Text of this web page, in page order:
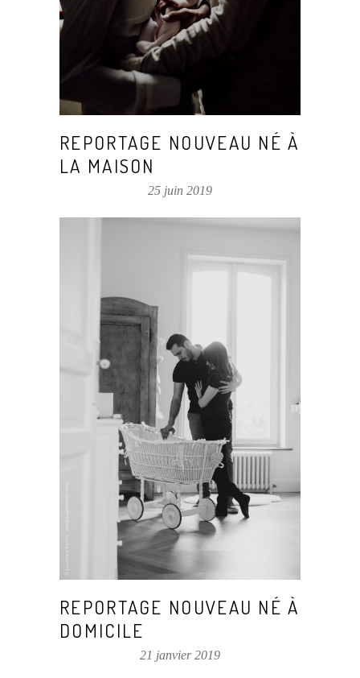
REPORTAGE NOUVEAU NÉ À
LA MAISON
25 juin 2019
REPORTAGE NOUVEAU NÉ À
DOMICILE
21 janvier 2019